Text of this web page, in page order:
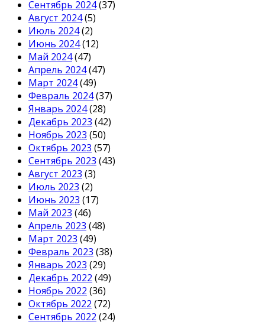
Сентябрь 2024(37)
Август 2024(5)
Июль 2024(2)
Июнь 2024(12)
Май 2024(47)
Апрель 2024(47)
Март 2024(49)
Февраль 2024(37)
Январь 2024(28)
Декабрь 2023 (42)
Ноябрь 2023 (50)
Октябрь 2023 (57)
Сентябрь 2023 (43)
Август 2023 (3)
Июль 2023 (2)
Июнь 2023 (17)
Май 2023 (46)
Апрель 2023 (48)
Март 2023 (49)
Февраль 2023 (38)
Январь 2023 (29)
Декабрь 2022 (49)
Ноябрь 2022 (36)
Октябрь 2022 (72)
Сентябрь 2022 (24)